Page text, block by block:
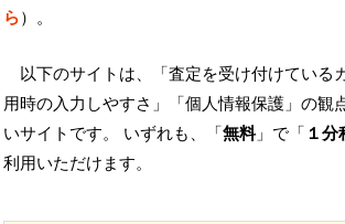
ら）。
以下のサイトは、「査定を受け付けている
用時の入力しやすさ」「個人情報保護」の観
いサイトです。 いずれも、「無料」で「 １分
利用いただけます。